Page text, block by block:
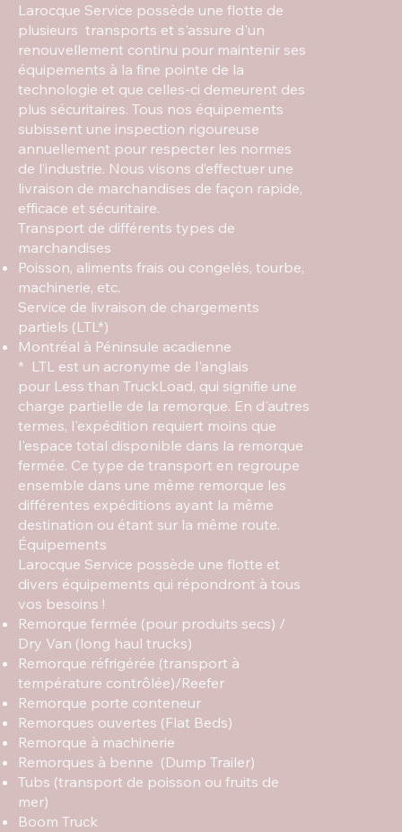
Larocque Service possède une flotte de
plusieurs transports et s'assure d'un
renouvellement continu pour maintenir ses
équipements à la fine pointe de la
technologie et que celles-ci demeurent des
plus sécuritaires. Tous nos équipements
subissent une inspection rigoureuse
annuellement pour respecter les normes
de l’industrie. Nous visons d’effectuer une
livraison de marchandises de façon rapide,
efficace et sécuritaire.
Transport de différents types de
marchandises
Poisson, aliments frais ou congelés, tourbe,
machinerie, etc.
Service de livraison de chargements
partiels (LTL*)
Montréal à Péninsule acadienne
* LTL est un acronyme de l'anglais
pour Less than TruckLoad, qui signifie une
charge partielle de la remorque. En d'autres
termes, l'expédition requiert moins que
l'espace total disponible dans la remorque
fermée. Ce type de transport en regroupe
ensemble dans une même remorque les
différentes expéditions ayant la même
destination ou étant sur la même route.
Équipements
Larocque Service possède une flotte et
divers équipements qui répondront à tous
vos besoins !
Remorque fermée (pour produits secs) /
Dry Van (long haul trucks)
Remorque réfrigérée (transport à
température contrôlée)/Reefer
Remorque porte conteneur
Remorques ouvertes (Flat Beds)
Remorque à machinerie
Remorques à benne (Dump Trailer)
Tubs (transport de poisson ou fruits de
mer)
Boom Truck